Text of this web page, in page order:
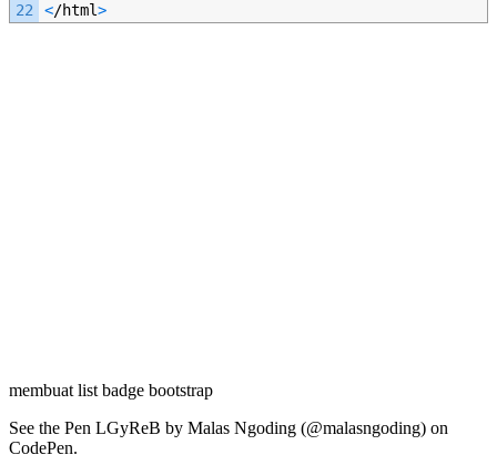
22
</html>
membuat list badge bootstrap
See the Pen LGyReB by Malas Ngoding (@malasngoding) on
CodePen.